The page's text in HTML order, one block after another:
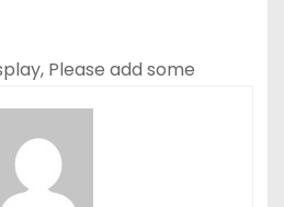
Please add some